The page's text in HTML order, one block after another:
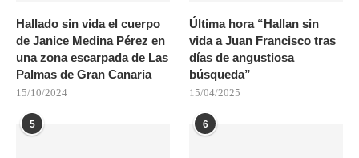
Hallado sin vida el cuerpo
de Janice Medina Pérez en
una zona escarpada de Las
Palmas de Gran Canaria
15/10/2024
Última hora “Hallan sin
vida a Juan Francisco tras
días de angustiosa
búsqueda”
15/04/2025
5 6